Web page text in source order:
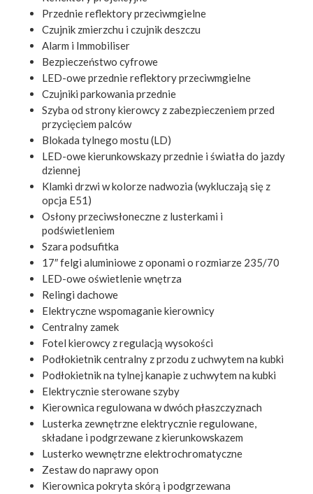
Przednie reflektory przeciwmgielne
Czujnik zmierzchu i czujnik deszczu
Alarm i Immobiliser
Bezpieczeństwo cyfrowe
LED-owe przednie reflektory przeciwmgielne
Czujniki parkowania przednie
Szyba od strony kierowcy z zabezpieczeniem przed
przycięciem palców
Blokada tylnego mostu (LD)
LED-owe kierunkowskazy przednie i światła do jazdy
dziennej
Klamki drzwi w kolorze nadwozia (wykluczają się z
opcja E51)
Osłony przeciwsłoneczne z lusterkami i
podświetleniem
Szara podsufitka
17″ felgi aluminiowe z oponami o rozmiarze 235/70
LED-owe oświetlenie wnętrza
Relingi dachowe
Elektryczne wspomaganie kierownicy
Centralny zamek
Fotel kierowcy z regulacją wysokości
Podłokietnik centralny z przodu z uchwytem na kubki
Podłokietnik na tylnej kanapie z uchwytem na kubki
Elektrycznie sterowane szyby
Kierownica regulowana w dwóch płaszczyznach
Lusterka zewnętrzne elektrycznie regulowane,
składane i podgrzewane z kierunkowskazem
Lusterko wewnętrzne elektrochromatyczne
Zestaw do naprawy opon
Kierownica pokryta skórą i podgrzewana